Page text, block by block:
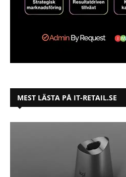
MEST LÄSTA PÅ IT-RETAIL.SE